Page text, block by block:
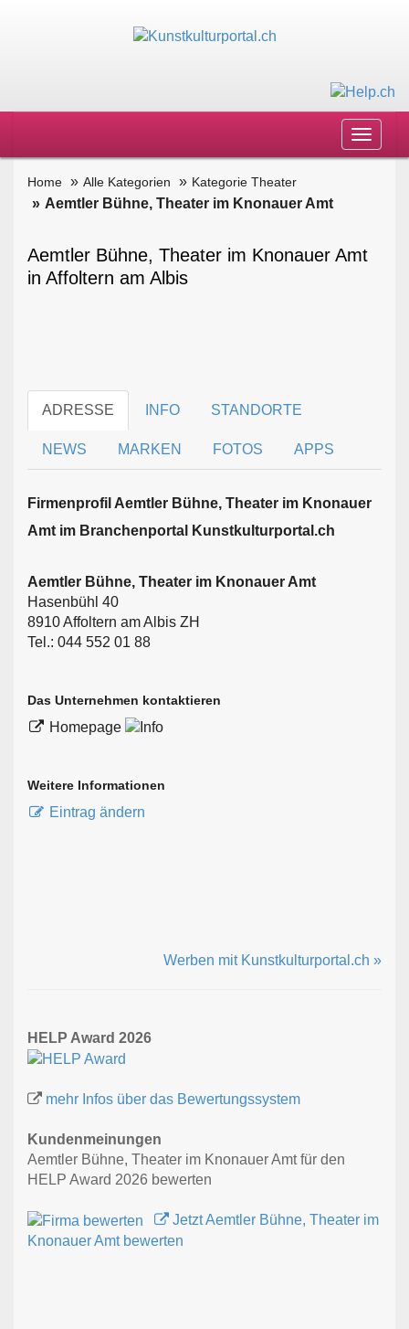
Toggle
Home Alle Kategorien Kategorie Theater
Aemtler Bühne, Theater im Knonauer Amt
Aemtler Bühne, Theater im Knonauer Amt
in Affoltern am Albis
ADRESSE INFO STANDORTE
NEWS MARKEN FOTOS APPS
Firmen­profil Aemtler Bühne, Theater im Knonauer
Amt im Branchen­portal Kunstkulturportal.ch
Aemtler Bühne, Theater im Knonauer Amt
Hasenbühl 40
8910 Affoltern am Albis ZH
Tel.: 044 552 01 88
Das Unternehmen kontaktieren
Homepage
Weitere Informationen
Eintrag ändern
Werben mit Kunstkulturportal.ch »
HELP Award 2026
mehr Infos über das Bewertungssystem
Kundenmeinungen
Aemtler Bühne, Theater im Knonauer Amt für den
HELP Award 2026 bewerten
Jetzt Aemtler Bühne, Theater im
Knonauer Amt bewerten